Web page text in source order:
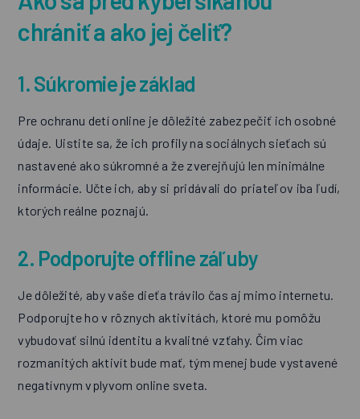
chrániť a ako jej čeliť?
1. Súkromie je základ
Pre ochranu detí online je dôležité zabezpečiť ich osobné
údaje. Uistite sa, že ich profily na sociálnych sieťach sú
nastavené ako súkromné a že zverejňujú len minimálne
informácie. Učte ich, aby si pridávali do priateľov iba ľudí,
ktorých reálne poznajú.
2. Podporujte offline záľuby
Je dôležité, aby vaše dieťa trávilo čas aj mimo internetu.
Podporujte ho v rôznych aktivitách, ktoré mu pomôžu
vybudovať silnú identitu a kvalitné vzťahy. Čím viac
rozmanitých aktivít bude mať, tým menej bude vystavené
negatívnym vplyvom online sveta.